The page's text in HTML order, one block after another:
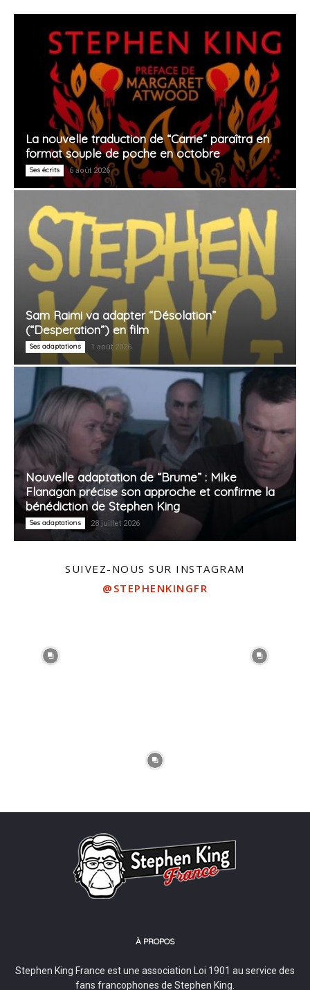
La nouvelle traduction de “Carrie” paraîtra en
format souple de poche en octobre
Ses écrits 6 août 2026
Sam Raimi va adapter “Désolation”
(“Desperation”) en film
Ses adaptations 1 août 2026
Nouvelle adaptation de “Brume” : Mike
Flanagan précise son approche et confirme la
bénédiction de Stephen King
Ses adaptations 28 juillet 2026
SUIVEZ-NOUS SUR INSTAGRAM
@STEPHENKINGFR
À PROPOS
Stephen King France est une association Loi 1901 au service des
fans francophones de Stephen King.